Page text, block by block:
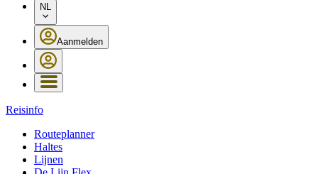
NL
Aanmelden
Reisinfo
Routeplanner
Haltes
Lijnen